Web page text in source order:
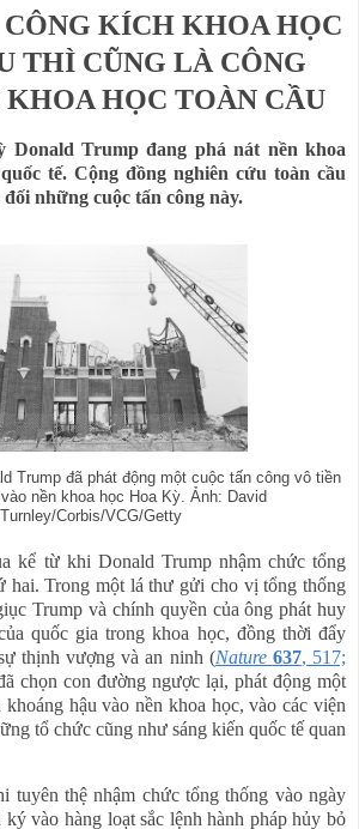
CÔNG KÍCH KHOA HỌC
THÌ CŨNG LÀ CÔNG
HỌC TOÀN CẦU
Donald Trump đang phá nát nền khoa
tế. Cộng đồng nghiên cứu toàn cầu
những cuộc tấn công này.
Trump đã phát động một cuộc tấn công vô tiền
nền khoa học Hoa Kỳ. Ảnh: David
Turnley/Corbis/VCG/Getty
kể từ khi Donald Trump nhậm chức tổng
hai. Trong một lá thư gửi cho vị tổng thống
Trump và chính quyền của ông phát huy
quốc gia trong khoa học, đồng thời đẩy
thịnh vượng và an ninh (Nature 637, 517;
chọn con đường ngược lại, phát động một
hậu vào nền khoa học, vào các viện
tổ chức cũng như sáng kiến quốc tế quan
tuyên thệ nhậm chức tổng thống vào ngày
vào hàng loạt sắc lệnh hành pháp hủy bỏ